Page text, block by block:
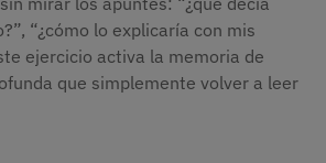
“¿cómo lo explicaría con mis
ejercicio activa la memoria de
que simplemente volver a leer